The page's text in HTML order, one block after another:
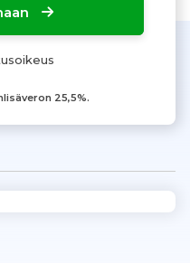
25,5%.